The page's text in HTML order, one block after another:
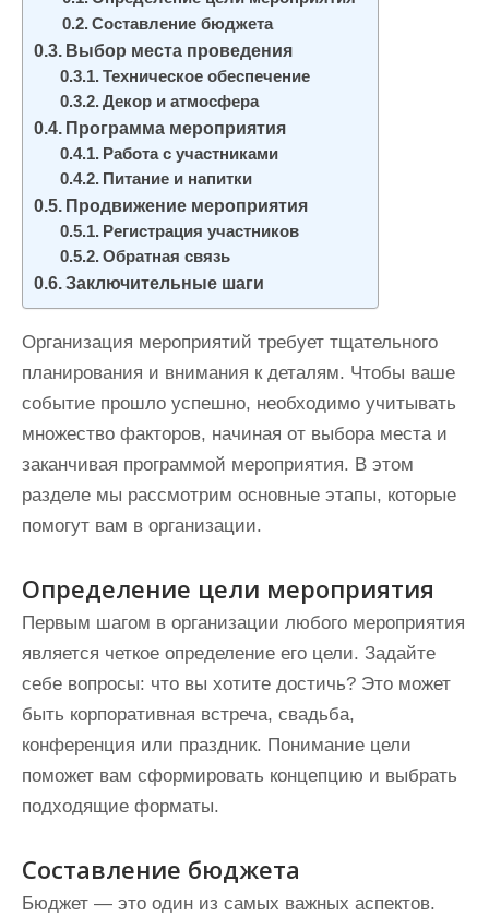
Составление бюджета
Выбор места проведения
Техническое обеспечение
Декор и атмосфера
Программа мероприятия
Работа с участниками
Питание и напитки
Продвижение мероприятия
Регистрация участников
Обратная связь
Заключительные шаги
Организация мероприятий требует тщательного
планирования и внимания к деталям. Чтобы ваше
событие прошло успешно, необходимо учитывать
множество факторов, начиная от выбора места и
заканчивая программой мероприятия. В этом
разделе мы рассмотрим основные этапы, которые
помогут вам в организации.
Определение цели мероприятия
Первым шагом в организации любого мероприятия
является четкое определение его цели. Задайте
себе вопросы: что вы хотите достичь? Это может
быть корпоративная встреча, свадьба,
конференция или праздник. Понимание цели
поможет вам сформировать концепцию и выбрать
подходящие форматы.
Составление бюджета
Бюджет — это один из самых важных аспектов.